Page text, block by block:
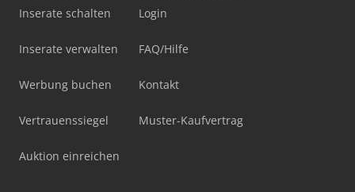
Inserate schalten
Inserate verwalten
Werbung buchen
Vertrauenssiegel
Auktion einreichen
Login
FAQ/Hilfe
Kontakt
Muster-Kaufvertrag